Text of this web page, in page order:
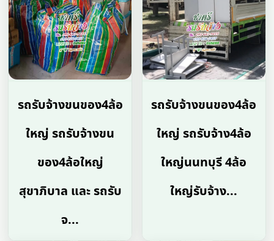
รถรับจ้างขนของ4ล้อ
ใหญ่ รถรับจ้างขน
ของ4ล้อใหญ่
สุขาภิบาล และ รถรับ
จ...
รถรับจ้างขนของ4ล้อ
ใหญ่ รถรับจ้าง4ล้อ
ใหญ่นนทบุรี 4ล้อ
ใหญ่รับจ้าง...